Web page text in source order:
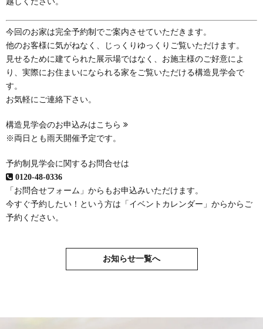
今回のお家は完全予約制でご案内させていただきます。
他のお客様に気がねなく、じっくりゆっくりご覧いただけます。
見せるために建てられた展示場ではなく、お施主様のご好意によ
り、実際にお住まいになられる家をご覧いただける構造見学会で
す。
お気軽にご連絡下さい。
構造見学会のお申込みはこちら
※両日とも雨天開催予定です。
予約制見学会に関するお問合せは
0120-48-0336
「お問合せフォーム」 からもお申込みいただけます。
今すぐ予約したい！という方は 「イベントカレンダー」 からからご
予約ください。
お知らせ一覧へ